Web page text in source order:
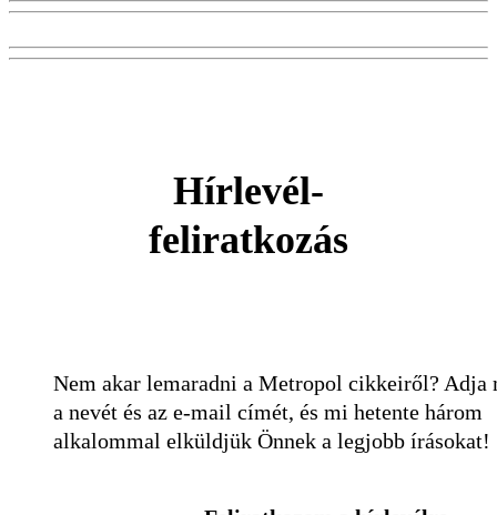
Hírlevél-
feliratkozás
Nem akar lemaradni a Metropol cikkeiről? Adja
a nevét és az e-mail címét, és mi hetente három
alkalommal elküldjük Önnek a legjobb írásokat!